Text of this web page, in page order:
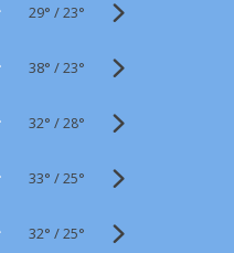
29° /23°
38° /23°
32° /28°
33° /25°
32° /25°